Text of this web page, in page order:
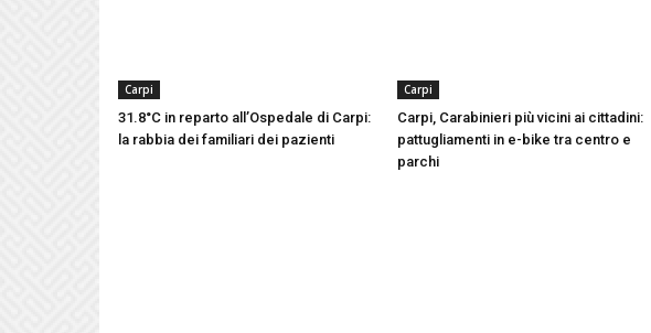
Carpi
31.8°C in reparto all’Ospedale di Carpi:
la rabbia dei familiari dei pazienti
Carpi
Carpi, Carabinieri più vicini ai cittadini:
pattugliamenti in e-bike tra centro e
parchi